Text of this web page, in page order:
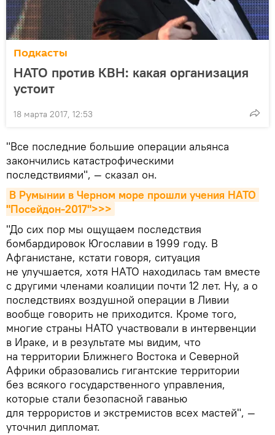
Подкасты
НАТО против КВН: какая организация
устоит
18 марта 2017, 12:53
"Все последние большие операции альянса
закончились катастрофическими
последствиями", — сказал он.
В Румынии в Черном море прошли учения НАТО
"Посейдон-2017">>>
"До сих пор мы ощущаем последствия
бомбардировок Югославии в 1999 году. В
Афганистане, кстати говоря, ситуация
не улучшается, хотя НАТО находилась там вместе
с другими членами коалиции почти 12 лет. Ну, а о
последствиях воздушной операции в Ливии
вообще говорить не приходится. Кроме того,
многие страны НАТО участвовали в интервенции
в Ираке, и в результате мы видим, что
на территории Ближнего Востока и Северной
Африки образовались гигантские территории
без всякого государственного управления,
которые стали безопасной гаванью
для террористов и экстремистов всех мастей", —
уточнил дипломат.